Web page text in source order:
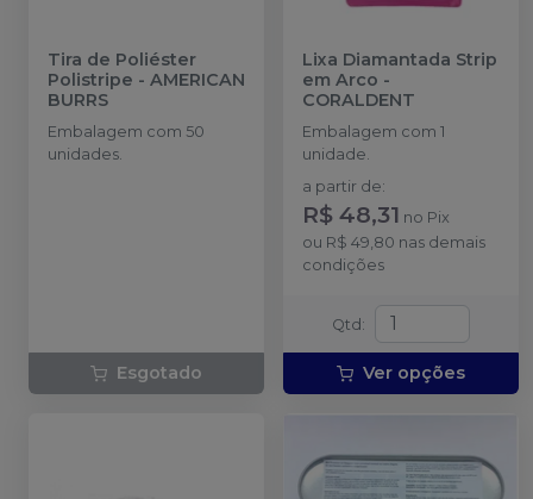
Tira de Poliéster
Polistripe - AMERICAN
BURRS
Embalagem com 50
unidades.
Esgotado
Lixa Diamantada Strip
em Arco -
CORALDENT
Embalagem com 1
unidade.
a partir de:
R$ 48,31 no Pix
ou R$ 49,80 nas demais
condições
Qtd:
Ver opções